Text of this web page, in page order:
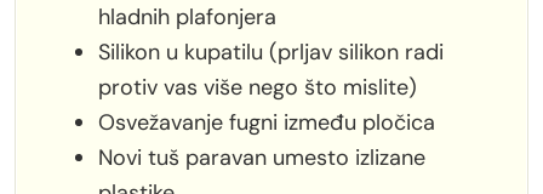
hladnih plafonjera
Silikon u kupatilu (prljav silikon radi
protiv vas više nego što mislite)
Osvežavanje fugni između pločica
Novi tuš paravan umesto izlizane